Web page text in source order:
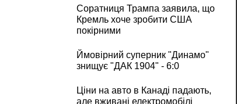
Соратниця Трампа заявила, що
Кремль хоче зробити США
покірними
Ймовірний суперник "Динамо"
знищує "ДАК 1904" - 6:0
Ціни на авто в Канаді падають,
але вживані електромобілі